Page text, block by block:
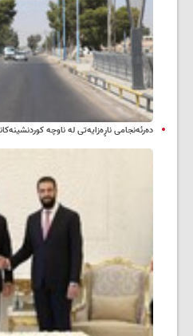
دەرئەنجامی ناڕەزایەتی لە ناوچە